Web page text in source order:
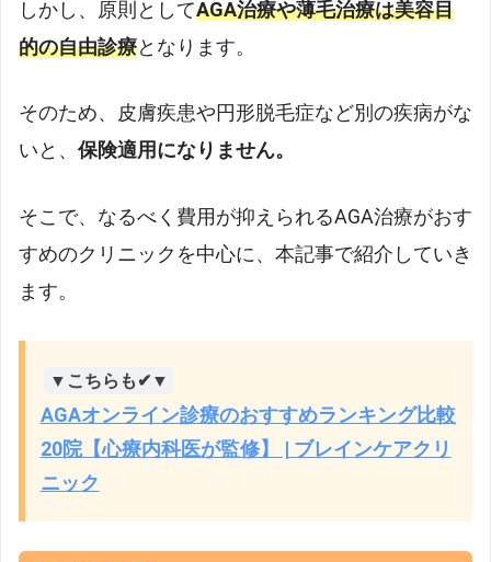
しかし、原則としてAGA治療や薄毛治療は美容目
的の自由診療となります。
そのため、皮膚疾患や円形脱毛症など別の疾病がな
いと、 保険適用になりません。
そこで、なるべく費用が抑えられるAGA治療がおす
すめのクリニックを中心に、本記事で紹介していき
ます。
▼こちらも✔▼
AGAオンライン診療のおすすめランキング比較
20院【心療内科医が監修】 | ブレインケアクリ
ニック